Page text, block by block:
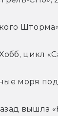
цикл
моря
вышла